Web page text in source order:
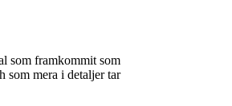
som framkommit som
som mera i detaljer tar